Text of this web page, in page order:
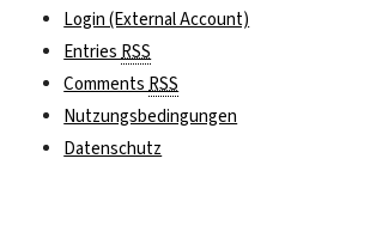
Login (External Account)
Entries RSS
Comments RSS
Nutzungsbedingungen
Datenschutz